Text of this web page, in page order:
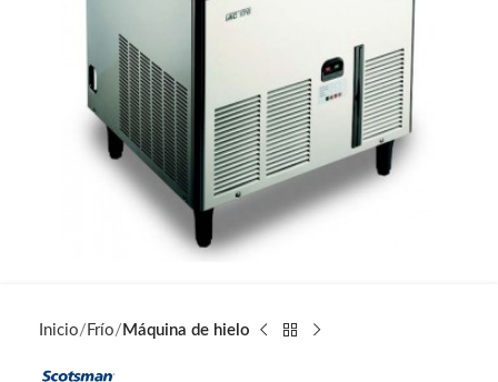
Inicio Frío Máquina de hielo